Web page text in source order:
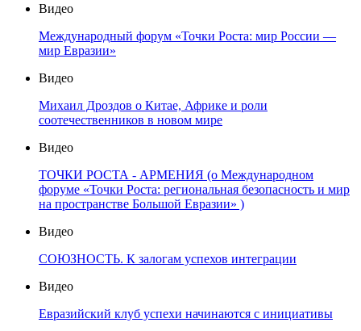
Видео
Международный форум «Точки Роста: мир России —
мир Евразии»
Видео
Михаил Дроздов о Китае, Африке и роли
соотечественников в новом мире
Видео
ТОЧКИ РОСТА - АРМЕНИЯ (о Международном
форуме «Точки Роста: региональная безопасность и мир
на пространстве Большой Евразии» )
Видео
СОЮЗНОСТЬ. К залогам успехов интеграции
Видео
Евразийский клуб успехи начинаются с инициативы